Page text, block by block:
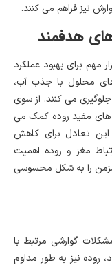
نیز فراهم می کنند.
هدفمند
مهم برای بهبود عملکرد
محلول با جذب آب،
می کنند. از سوی
های مفید روده کمک می
این تعادل برای کاهش
مغز و روده اهمیت
مزمن را به شکل محسوسی
گوارشی مرتبط با
روده نیز به طور مداوم